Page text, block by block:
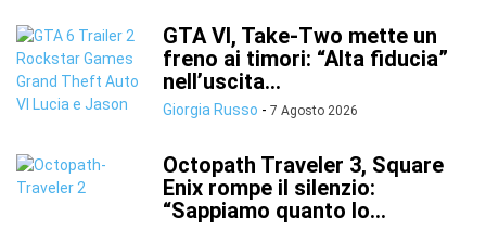
GTA VI, Take-Two mette un
freno ai timori: “Alta fiducia”
nell’uscita...
Giorgia Russo - 7 Agosto 2026
Octopath Traveler 3, Square
Enix rompe il silenzio:
“Sappiamo quanto lo...